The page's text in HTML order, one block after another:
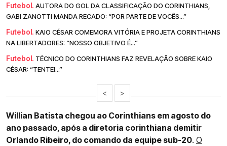
Futebol. AUTORA DO GOL DA CLASSIFICAÇÃO DO CORINTHIANS,
GABI ZANOTTI MANDA RECADO: “POR PARTE DE VOCÊS...”
Futebol. KAIO CÉSAR COMEMORA VITÓRIA E PROJETA CORINTHIANS
NA LIBERTADORES: “NOSSO OBJETIVO É...”
Futebol. TÉCNICO DO CORINTHIANS FAZ REVELAÇÃO SOBRE KAIO
CÉSAR: “TENTEI...”
< >
Willian Batista chegou ao Corinthians em agosto do
ano passado, após a diretoria corinthiana demitir
Orlando Ribeiro, do comando da equipe sub-20. O